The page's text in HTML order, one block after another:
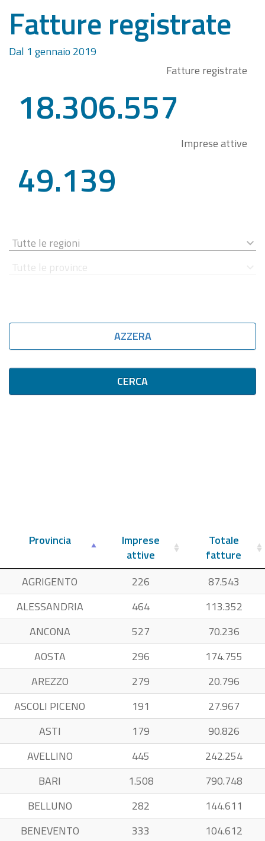
Fatture registrate
Dal 1 gennaio 2019
Fatture registrate
18.306.557
Imprese attive
49.139
AZZERA
CERCA
Provincia
Imprese
attive
Totale
fatture
AGRIGENTO
226
87.543
ALESSANDRIA
464
113.352
ANCONA
527
70.236
AOSTA
296
174.755
AREZZO
279
20.796
ASCOLI PICENO
191
27.967
ASTI
179
90.826
AVELLINO
445
242.254
BARI
1.508
790.748
BELLUNO
282
144.611
BENEVENTO
333
104.612